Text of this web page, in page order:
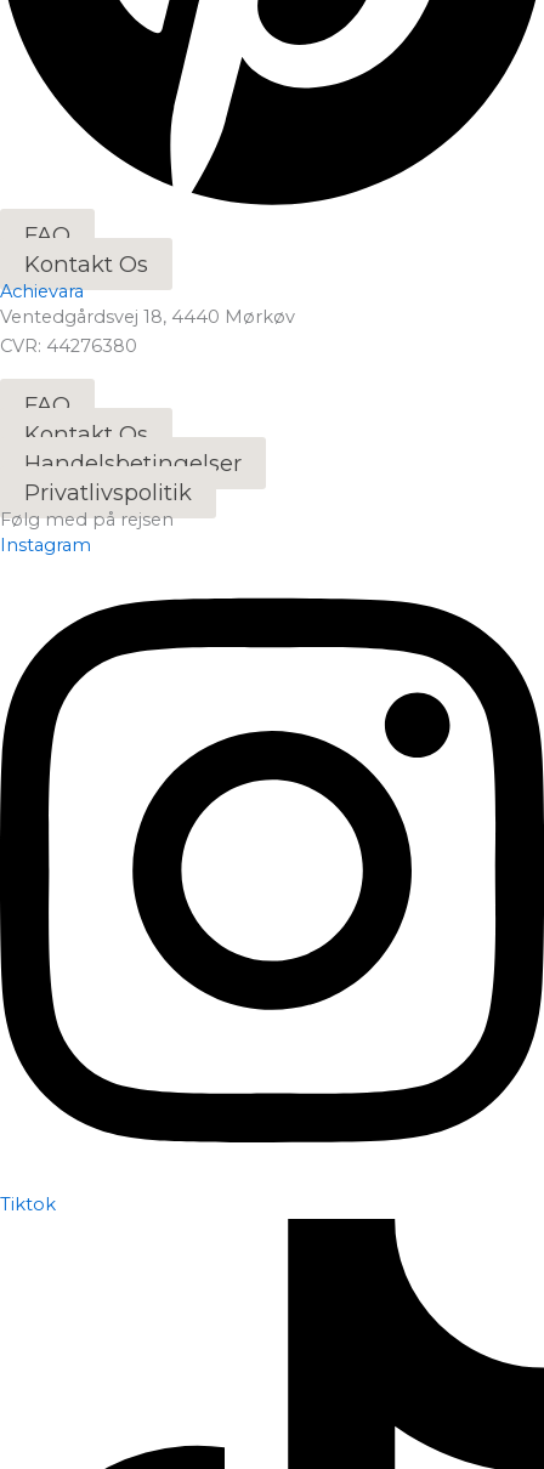
FAQ
Kontakt Os
Achievara
Ventedgårdsvej 18, 4440 Mørkøv
CVR: 44276380
FAQ
Kontakt Os
Handelsbetingelser
Privatlivspolitik
Følg med på rejsen
Instagram
Tiktok